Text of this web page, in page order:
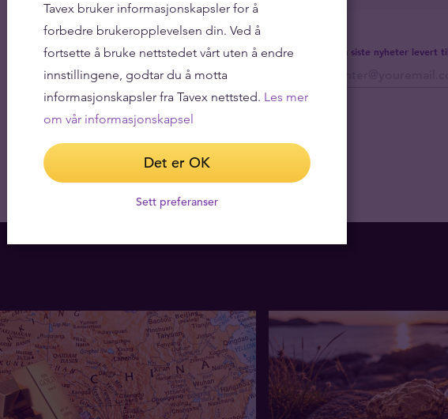
Få siste nyheter levert
Tavex bruker informasjonskapsler for å
forbedre brukeropplevelsen din. Ved å
fortsette å bruke nettstedet vårt uten å endre
innstillingene, godtar du å motta
informasjonskapsler fra Tavex nettsted. Les mer
om vår informasjonskapsel
Det er OK
Sett preferanser